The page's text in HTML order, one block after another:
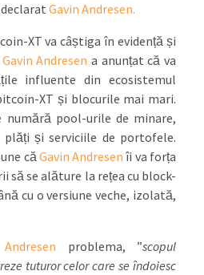
declaratGavin Andresen.
XT va câștiga în evidență și
Gavin Andresen a anunțat că va
influente din ecosistemul
XT și blocurile mai mari.
pool-urile de minare,
și serviciile de portofele.
căGavin Andresen îi va forța
să se alăture la rețea cu block-
cu o versiune veche, izolată,
problema, ”scopul
tuturor celor care se îndoiesc